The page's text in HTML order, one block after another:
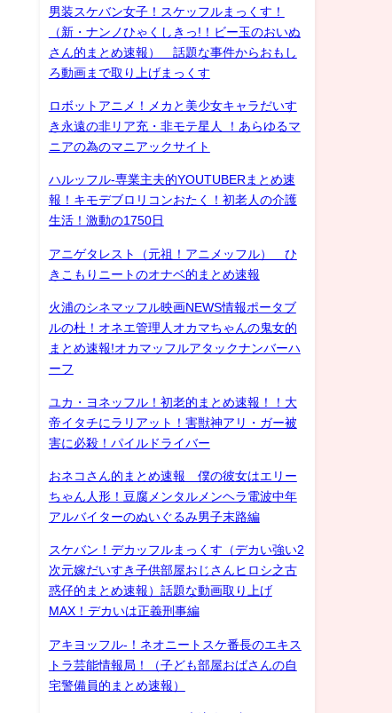
男装スケバン女子！スケッフルまっくす！
（新・ナンノひゃくしきっ!！ビー玉のおいぬ
さん的まとめ速報） 話題な事件からおもし
ろ動画まで取り上げまっくす
ロボットアニメ！メカと美少女キャラだいす
き永遠の非リア充・非モテ星人 ！あらゆるマ
ニアの為のマニアックサイト
ハルッフル-専業主夫的YOUTUBERまとめ速
報！キモデブロリコンおたく！初老人の介護
生活！激動の1750日
アニゲタレスト（元祖！アニメッフル） ひ
きこもりニートのオナベ的まとめ速報
火浦のシネマッフル映画NEWS情報ポータブ
ルの杜！オネエ管理人オカマちゃんの鬼女的
まとめ速報!オカマッフルアタックナンバーハ
ーフ
ユカ・ヨネッフル！初老的まとめ速報！！大
帝イタチにラリアット！害獣神アリ・ガー被
害に必殺！パイルドライバー
おネコさん的まとめ速報 僕の彼女はエリー
ちゃん人形！豆腐メンタルメンヘラ電波中年
アルバイターのぬいぐるみ男子末路編
スケバン！デカッフルまっくす（デカい強い2
次元嫁だいすき子供部屋おじさんヒロシ之古
惑仔的まとめ速報）話題な動画取り上げ
MAX！デカいは正義刑事編
アキヨッフル-！ネオニートスケ番長のエキス
トラ芸能情報局！（子ども部屋おばさんの自
宅警備員的まとめ速報）